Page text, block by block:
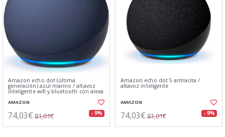
Amazon echo dot (última
generación) azul marino / altavoz
inteligente wifi y bluetooth con alexa
AMAZON
74,03€ 81,01€ - 9%
Amazon echo dot 5 antracita /
altavoz inteligente
AMAZON
74,03€ 81,01€ - 9%